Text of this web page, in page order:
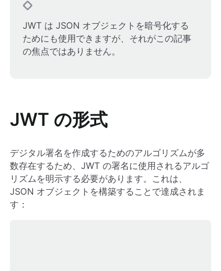
JWT は JSON オブジェクトを暗号化する
ためにも使用できますが、それがこの記事
の焦点ではありません。
JWT の形式
デジタル署名を作成するためのアルゴリズムが多
数存在するため、JWT の署名に使用されるアルゴ
リズムを明示する必要があります。これは、
JSON オブジェクトを構築することで達成されま
す：